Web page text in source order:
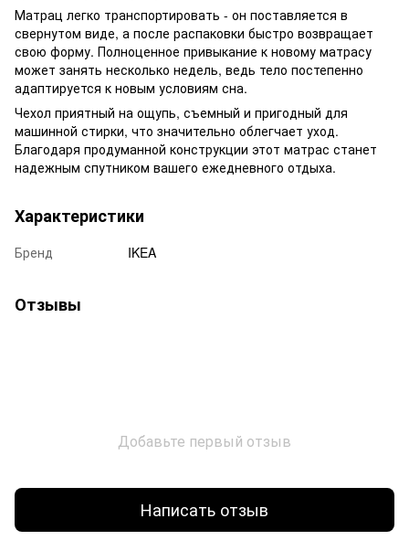
Матрац легко транспортировать - он поставляется в
свернутом виде, а после распаковки быстро возвращает
свою форму. Полноценное привыкание к новому матрасу
может занять несколько недель, ведь тело постепенно
адаптируется к новым условиям сна.
Чехол приятный на ощупь, съемный и пригодный для
машинной стирки, что значительно облегчает уход.
Благодаря продуманной конструкции этот матрас станет
надежным спутником вашего ежедневного отдыха.
Характеристики
Бренд IKEA
Отзывы
Добавьте первый отзыв
Написать отзыв